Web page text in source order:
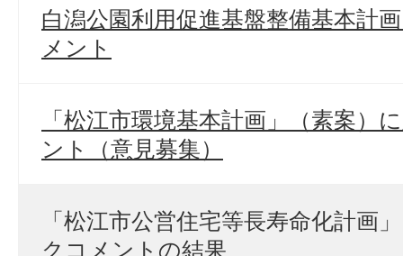
白潟公園利用促進基盤整備基本計
メント
「松江市環境基本計画」（素案）
ント（意見募集）
「松江市公営住宅等長寿命化計画
クコメントの結果